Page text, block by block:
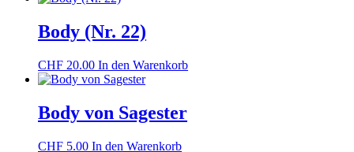
Body (Nr. 22)
CHF 20.00 In den Warenkorb
Body von Sagester
CHF 5.00 In den Warenkorb